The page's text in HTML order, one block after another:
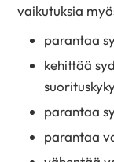
vaikutuksia
parantaa
kehittää
parantaa
parantaa